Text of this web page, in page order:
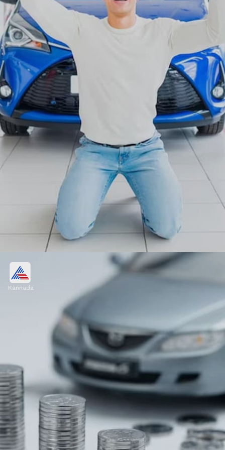
ಕಾರು ಖರೀದಿ 50/20/4/10 ಸೂತ್ರವೇನು?
ಈ ಸೂತ್ರದಲ್ಲಿ 50 ಎಂದರೆ ನಿಮ್ಮ ವಾರ್ಷಿಕ ಆದಾಯದ
ಅರ್ಧ. ಅಂದರೆ ನೀವು ಖರೀದಿಸುತ್ತಿರುವ ಕಾರಿನ ಬೆಲೆ ನಿಮ್ಮ
ವಾರ್ಷಿಕ ಗಳಿಕೆಯ ಅರ್ಧದಷ್ಟಿರಬೇಕು.
Kannada